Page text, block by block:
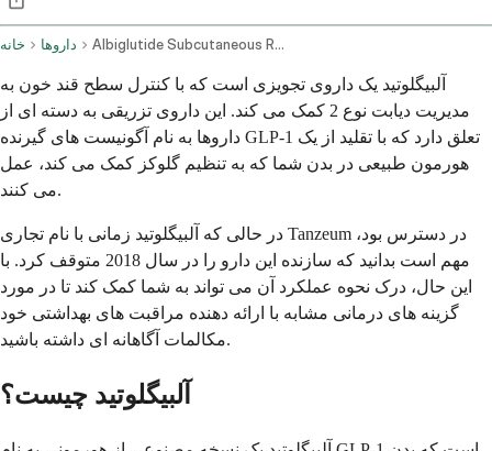
خانه داروها Albiglutide Subcutaneous Route
آلبیگلوتید یک داروی تجویزی است که با کنترل سطح قند خون به
مدیریت دیابت نوع 2 کمک می کند. این داروی تزریقی به دسته ای از
داروها به نام آگونیست های گیرنده GLP-1 تعلق دارد که با تقلید از یک
هورمون طبیعی در بدن شما که به تنظیم گلوکز کمک می کند، عمل
می کنند.
در حالی که آلبیگلوتید زمانی با نام تجاری Tanzeum در دسترس بود،
مهم است بدانید که سازنده این دارو را در سال 2018 متوقف کرد. با
این حال، درک نحوه عملکرد آن می تواند به شما کمک کند تا در مورد
گزینه های درمانی مشابه با ارائه دهنده مراقبت های بهداشتی خود
مکالمات آگاهانه ای داشته باشید.
آلبیگلوتید چیست؟